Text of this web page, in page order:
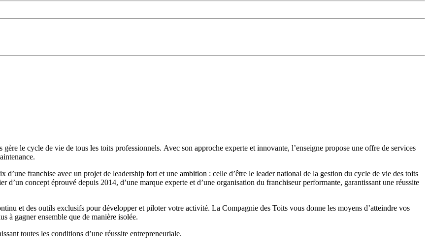
le cycle de vie de tous les toits professionnels. Avec son approche experte et innovante, l’enseigne propose une offre de services
franchise avec un projet de leadership fort et une ambition : celle d’être le leader national de la gestion du cycle de vie des toits
concept éprouvé depuis 2014, d’une marque experte et d’une organisation du franchiseur performante, garantissant une réussite
et des outils exclusifs pour développer et piloter votre activité. La Compagnie des Toits vous donne les moyens d’atteindre vos
à gagner ensemble que de manière isolée.
toutes les conditions d’une réussite entrepreneuriale.